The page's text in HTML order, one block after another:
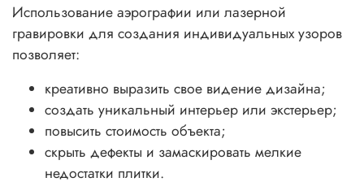
Использование аэрографии или лазерной
гравировки для создания индивидуальных узоров
позволяет:
креативно выразить свое видение дизайна;
создать уникальный интерьер или экстерьер;
повысить стоимость объекта;
скрыть дефекты и замаскировать мелкие
недостатки плитки.